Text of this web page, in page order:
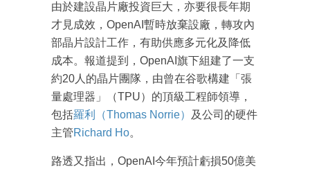
由於建設晶片廠投資巨大，亦要很長年期
才見成效，OpenAI暫時放棄設廠，轉攻內
部晶片設計工作，有助供應多元化及降低
成本。報道提到，OpenAI旗下組建了一支
約20人的晶片團隊，由曾在谷歌構建「張
量處理器」（TPU）的頂級工程師領導，
包括羅利（Thomas Norrie）
及公司的硬件
主管Richard Ho。
路透又指出，OpenAI今年預計虧損50億美